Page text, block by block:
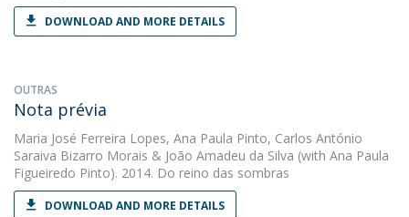
DOWNLOAD AND MORE DETAILS
OUTRAS
Nota prévia
Maria José Ferreira Lopes, Ana Paula Pinto, Carlos António
Saraiva Bizarro Morais & João Amadeu da Silva (with Ana Paula
Figueiredo Pinto). 2014. Do reino das sombras
DOWNLOAD AND MORE DETAILS